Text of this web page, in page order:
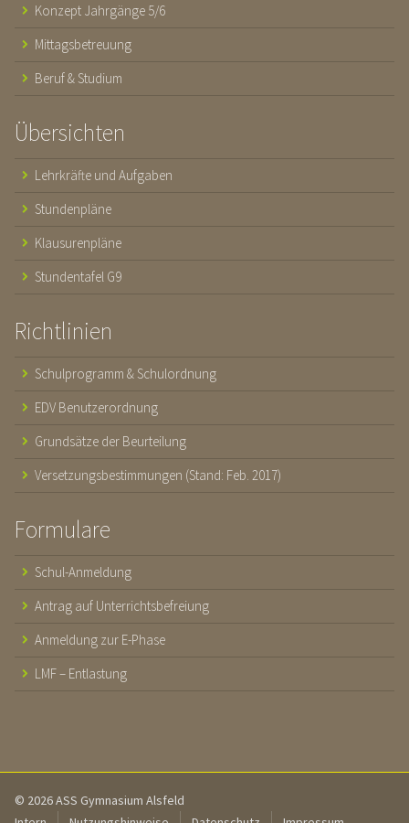
Konzept Jahrgänge 5/6
Mittagsbetreuung
Beruf & Studium
Übersichten
Lehrkräfte und Aufgaben
Stundenpläne
Klausurenpläne
Stundentafel G9
Richtlinien
Schulprogramm & Schulordnung
EDV Benutzerordnung
Grundsätze der Beurteilung
Versetzungsbestimmungen (Stand: Feb. 2017)
Formulare
Schul-Anmeldung
Antrag auf Unterrichtsbefreiung
Anmeldung zur E-Phase
LMF – Entlastung
© 2026 ASS Gymnasium Alsfeld